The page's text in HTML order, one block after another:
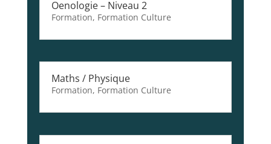
Oenologie – Niveau 2
Formation, Formation Culture
Maths / Physique
Formation, Formation Culture